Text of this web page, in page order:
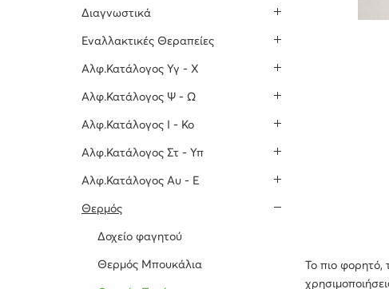
Το πιο φορητό,
Διαγνωστικά
Εναλλακτικές Θεραπείες
Αλφ.Κατάλογος Υγ - Χ
Αλφ.Κατάλογος Ψ - Ω
Αλφ.Κατάλογος Ι - Κο
Αλφ.Κατάλογος Στ - Υπ
Αλφ.Κατάλογος Αυ - Ε
Θερμός
Δοχείο φαγητού
Θερμός Μπουκάλια